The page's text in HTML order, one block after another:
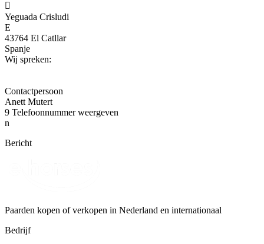

Yeguada Crisludi
E
43764 El Catllar
Spanje
Wij spreken:
Contactpersoon
Anett Mutert
9 Telefoonnummer weergeven
n
Bericht
Paarden kopen of verkopen in Nederland en internationaal
Bedrijf